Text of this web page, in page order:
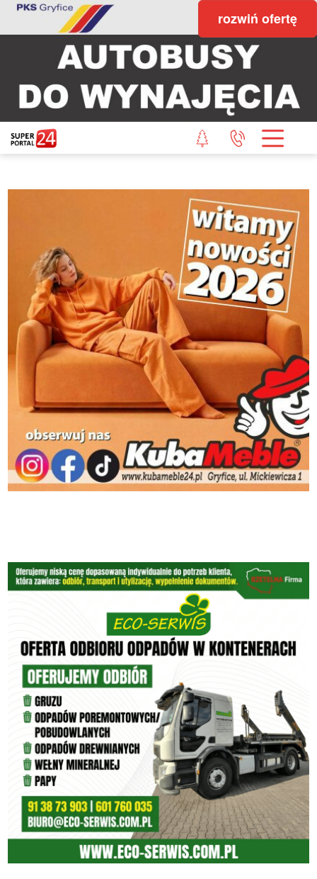
rozwiń ofertę
STRONA GŁÓWNA
POWIAT GRYFICKI
KONTAKT
REDAKCJA
REGULAMIN